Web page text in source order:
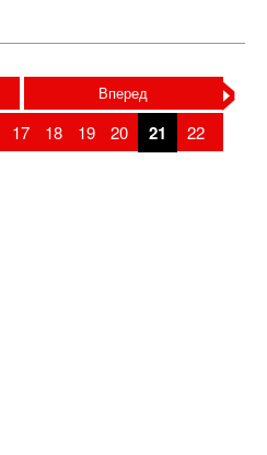
Вперед ›
17 18 19 20 21 22